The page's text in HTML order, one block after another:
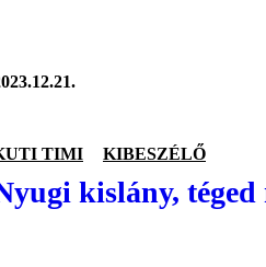
TIMI KIBESZÉLŐ
kislány,